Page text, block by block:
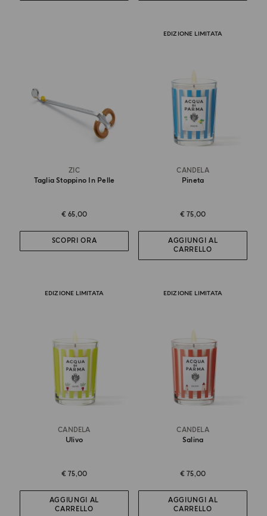
ZIC
Taglia Stoppino In Pelle
€ 65,00
SCOPRI ORA
EDIZIONE LIMITATA
CANDELA
Pineta
€ 75,00
AGGIUNGI AL
CARRELLO
EDIZIONE LIMITATA
CANDELA
Ulivo
€ 75,00
AGGIUNGI AL
CARRELLO
EDIZIONE LIMITATA
CANDELA
Salina
€ 75,00
AGGIUNGI AL
CARRELLO